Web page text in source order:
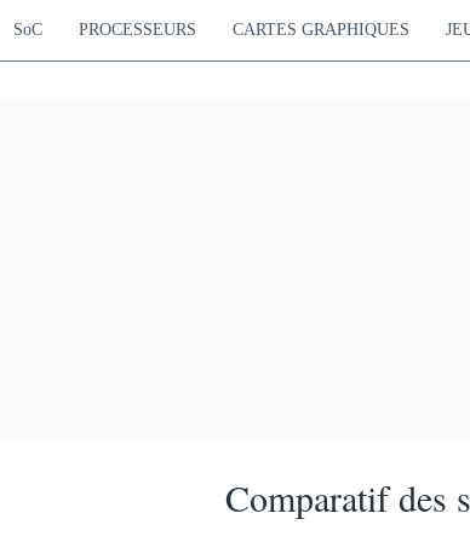
SoC PROCESSEURS CARTES GRAPHIQUES
Comparatif des